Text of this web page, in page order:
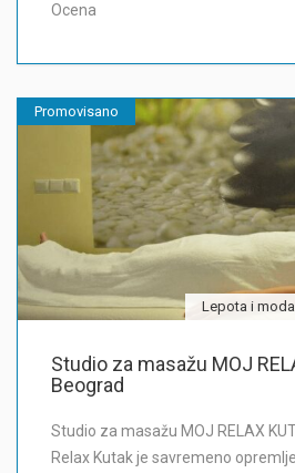
Ocena
Promovisano
Lepota i moda
Studio za masažu MOJ
Beograd
Studio za masažu MOJ RELAX
Relax Kutak je savremeno